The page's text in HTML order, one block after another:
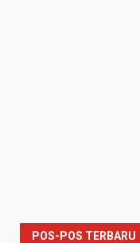
POS-POS TERBARU